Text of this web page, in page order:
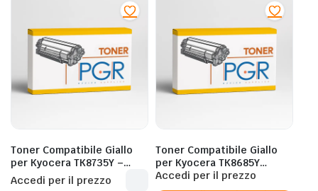
Toner Compatibile Giallo
per Kyocera TK8735Y –
40.000 Pagine al 5%
Accedi per il prezzo
Toner Compatibile Giallo
per Kyocera TK8685Y
24.000 Pagine al 5%
Accedi per il prezzo